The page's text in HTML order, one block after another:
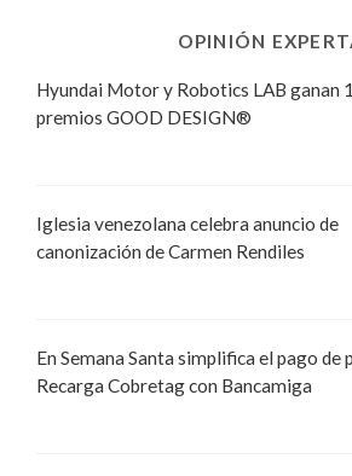
OPINIÓN
Hyundai Motor y Robotics LAB ganan
premios GOOD DESIGN®
Iglesia venezolana celebra anuncio de
canonización de Carmen Rendiles
En Semana Santa simplifica el pago de
Recarga Cobretag con Bancamiga